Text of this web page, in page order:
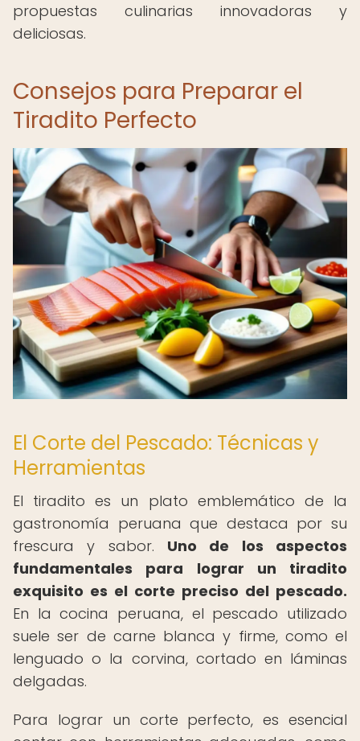
propuestas culinarias innovadoras y
deliciosas.
Consejos para Preparar el
Tiradito Perfecto
El Corte del Pescado: Técnicas y
Herramientas
El tiradito es un plato emblemático de la
gastronomía peruana que destaca por su
frescura y sabor. Uno de los aspectos
fundamentales para lograr un tiradito
exquisito es el corte preciso del pescado.
En la cocina peruana, el pescado utilizado
suele ser de carne blanca y firme, como el
lenguado o la corvina, cortado en láminas
delgadas.
Para lograr un corte perfecto, es esencial